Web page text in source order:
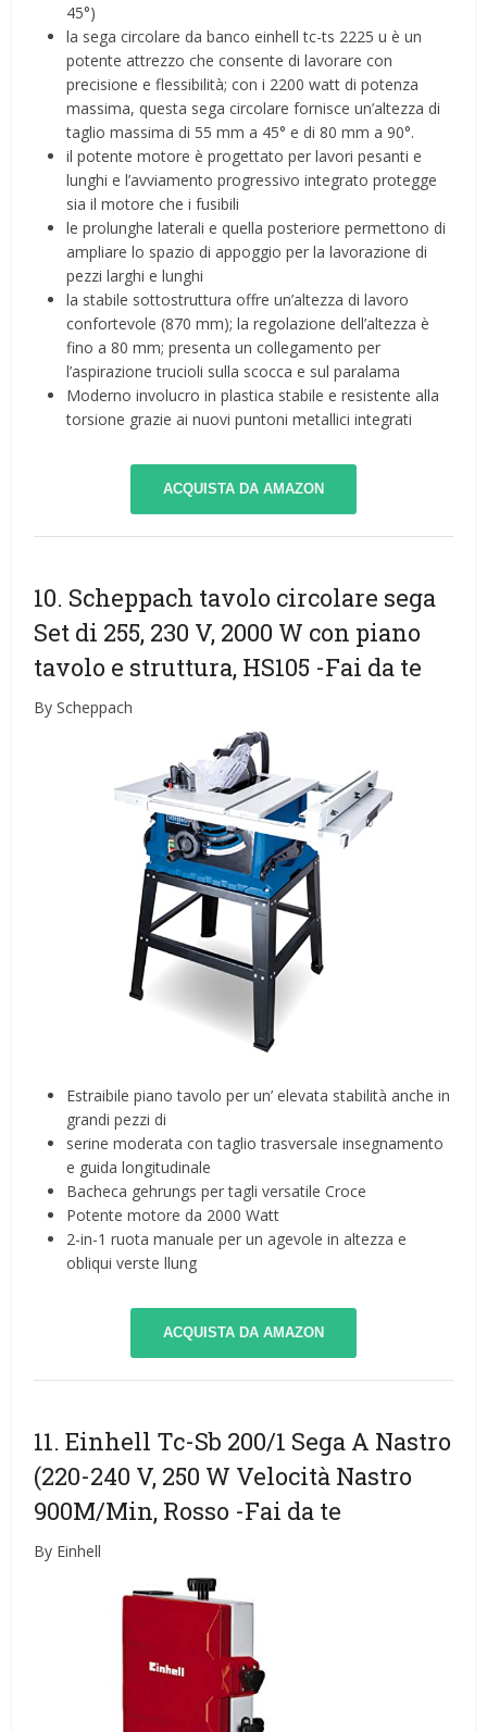
45°)
la sega circolare da banco einhell tc-ts 2225 u è un
potente attrezzo che consente di lavorare con
precisione e flessibilità; con i 2200 watt di potenza
massima, questa sega circolare fornisce un’altezza di
taglio massima di 55 mm a 45° e di 80 mm a 90°.
il potente motore è progettato per lavori pesanti e
lunghi e l’avviamento progressivo integrato protegge
sia il motore che i fusibili
le prolunghe laterali e quella posteriore permettono di
ampliare lo spazio di appoggio per la lavorazione di
pezzi larghi e lunghi
la stabile sottostruttura offre un’altezza di lavoro
confortevole (870 mm); la regolazione dell’altezza è
fino a 80 mm; presenta un collegamento per
l’aspirazione trucioli sulla scocca e sul paralama
Moderno involucro in plastica stabile e resistente alla
torsione grazie ai nuovi puntoni metallici integrati
ACQUISTA DA AMAZON
10. Scheppach tavolo circolare sega
Set di 255, 230 V, 2000 W con piano
tavolo e struttura, HS105 -Fai da te
By Scheppach
Estraibile piano tavolo per un’ elevata stabilità anche in
grandi pezzi di
serine moderata con taglio trasversale insegnamento
e guida longitudinale
Bacheca gehrungs per tagli versatile Croce
Potente motore da 2000 Watt
2-in-1 ruota manuale per un agevole in altezza e
obliqui verste llung
ACQUISTA DA AMAZON
11. Einhell Tc-Sb 200/1 Sega A Nastro
(220-240 V, 250 W Velocità Nastro
900M/Min, Rosso -Fai da te
By Einhell